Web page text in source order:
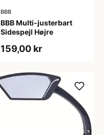
BBB
BBB Multi-justerbart
Sidespejl Højre
159,00 kr